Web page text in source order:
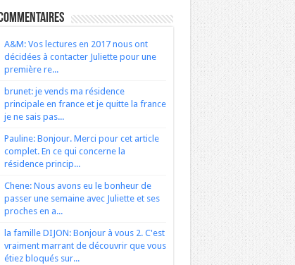
A&M: Vos lectures en 2017 nous ont
décidées à contacter Juliette pour une
première re...
brunet: je vends ma résidence
principale en france et je quitte la france
je ne sais pas...
Pauline: Bonjour. Merci pour cet article
complet. En ce qui concerne la
résidence princip...
Chene: Nous avons eu le bonheur de
passer une semaine avec Juliette et ses
proches en a...
la famille DIJON: Bonjour à vous 2. C'est
vraiment marrant de découvrir que vous
étiez bloqués sur...